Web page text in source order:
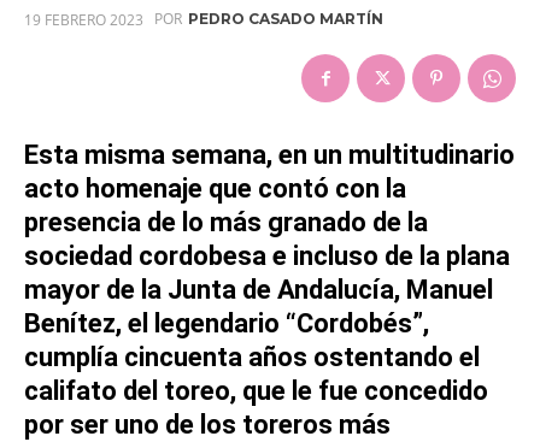
19 FEBRERO 2023 POR PEDRO CASADO MARTÍN
Esta misma semana, en un multitudinario
acto homenaje que contó con la
presencia de lo más granado de la
sociedad cordobesa e incluso de la plana
mayor de la Junta de Andalucía, Manuel
Benítez, el legendario “Cordobés”,
cumplía cincuenta años ostentando el
califato del toreo, que le fue concedido
por ser uno de los toreros más